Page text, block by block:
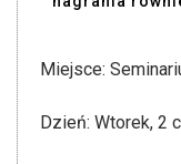
Miejsce:
Dzień: Wtorek, 2